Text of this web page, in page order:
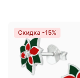
Скидка -15%